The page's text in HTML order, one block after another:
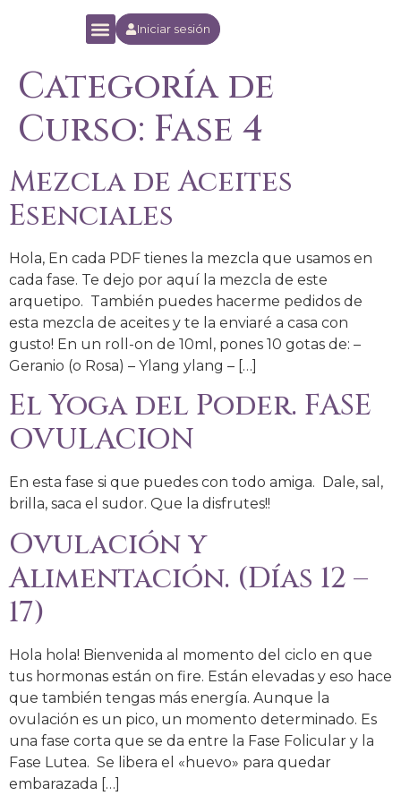
Iniciar sesión
Categoría de
Curso: Fase 4
Mezcla de Aceites
Esenciales
Hola, En cada PDF tienes la mezcla que usamos en
cada fase. Te dejo por aquí la mezcla de este
arquetipo. También puedes hacerme pedidos de
esta mezcla de aceites y te la enviaré a casa con
gusto! En un roll-on de 10ml, pones 10 gotas de: –
Geranio (o Rosa) – Ylang ylang – […]
El Yoga del Poder. FASE
OVULACION
En esta fase si que puedes con todo amiga. Dale, sal,
brilla, saca el sudor. Que la disfrutes!!
Ovulación y
Alimentación. (Días 12 –
17)
Hola hola! Bienvenida al momento del ciclo en que
tus hormonas están on fire. Están elevadas y eso hace
que también tengas más energía. Aunque la
ovulación es un pico, un momento determinado. Es
una fase corta que se da entre la Fase Folicular y la
Fase Lutea. Se libera el «huevo» para quedar
embarazada […]